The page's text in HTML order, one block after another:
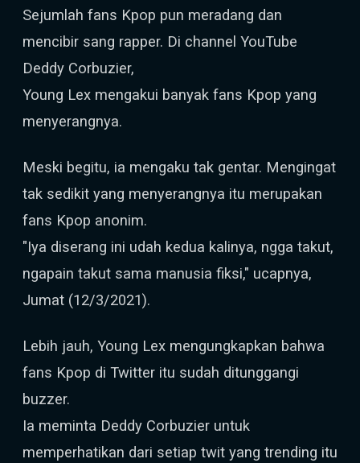
Sejumlah fans Kpop pun meradang dan
mencibir sang rapper. Di channel YouTube
Deddy Corbuzier,
Young Lex mengakui banyak fans Kpop yang
menyerangnya.
Meski begitu, ia mengaku tak gentar. Mengingat
tak sedikit yang menyerangnya itu merupakan
fans Kpop anonim.
"Iya diserang ini udah kedua kalinya, ngga takut,
ngapain takut sama manusia fiksi," ucapnya,
Jumat (12/3/2021).
Lebih jauh, Young Lex mengungkapkan bahwa
fans Kpop di Twitter itu sudah ditunggangi
buzzer.
Ia meminta Deddy Corbuzier untuk
memperhatikan dari setiap twit yang trending itu